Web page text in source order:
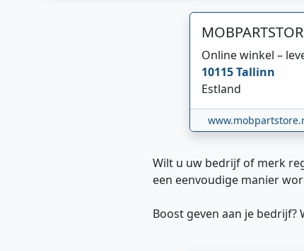
Online winkel –
10115Tallinn
Estland
Wilt u uw bedrijf of merk
een eenvoudige manier
Boost geven aan je